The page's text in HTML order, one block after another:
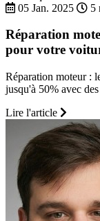
05 Jan. 2025
5
Réparation
pour votre
Réparation moteur :
jusqu'à 50% avec
Lire l'article